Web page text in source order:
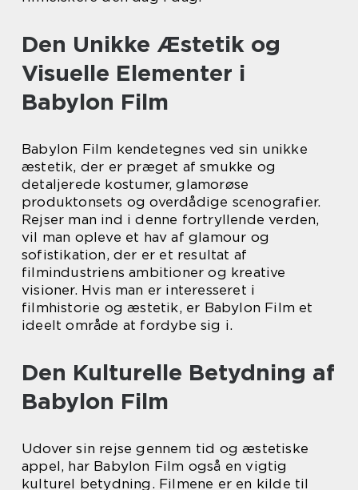
Den Unikke Æstetik og
Visuelle Elementer i
Babylon Film
Babylon Film kendetegnes ved sin unikke
æstetik, der er præget af smukke og
detaljerede kostumer, glamorøse
produktonsets og overdådige scenografier.
Rejser man ind i denne fortryllende verden,
vil man opleve et hav af glamour og
sofistikation, der er et resultat af
filmindustriens ambitioner og kreative
visioner. Hvis man er interesseret i
filmhistorie og æstetik, er Babylon Film et
ideelt område at fordybe sig i.
Den Kulturelle Betydning af
Babylon Film
Udover sin rejse gennem tid og æstetiske
appel, har Babylon Film også en vigtig
kulturel betydning. Filmene er en kilde til